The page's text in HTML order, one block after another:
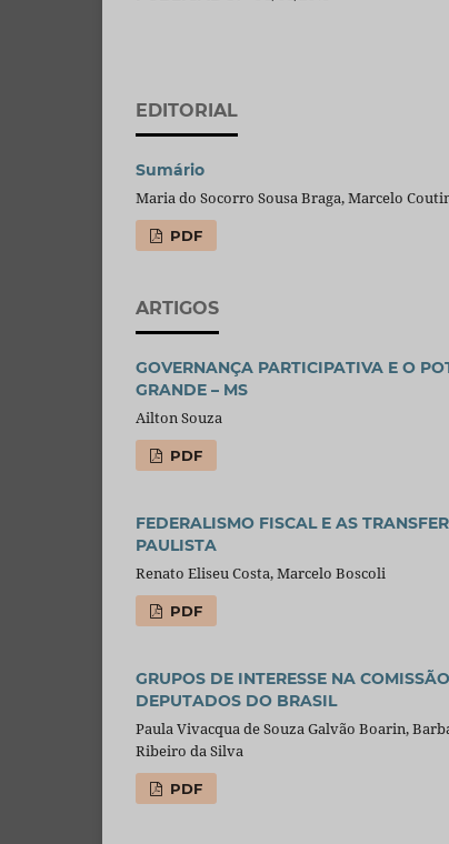
EDITORIAL
Sumário
Maria do Socorro Sousa Braga, Marcelo
PDF
ARTIGOS
GOVERNANÇA PARTICIPATIVA E O
GRANDE – MS
Ailton Souza
PDF
FEDERALISMO FISCAL E AS
PAULISTA
Renato Eliseu Costa, Marcelo Boscoli
PDF
GRUPOS DE INTERESSE NA
DEPUTADOS DO BRASIL
Paula Vivacqua de Souza Galvão Boarin,
Ribeiro da Silva
PDF